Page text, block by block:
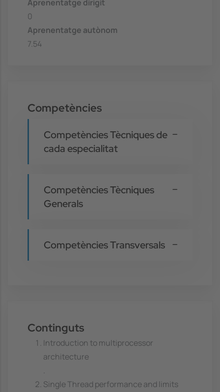
Aprenentatge dirigit
0
Aprenentatge autònom
7.54
Competències
Competències Tècniques de
cada especialitat
Competències Tècniques
Generals
Competències Transversals
Continguts
Introduction to multiprocessor
architecture
.
Single Thread performance and limits